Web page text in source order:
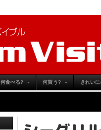
何食べる? 何買う? きれい